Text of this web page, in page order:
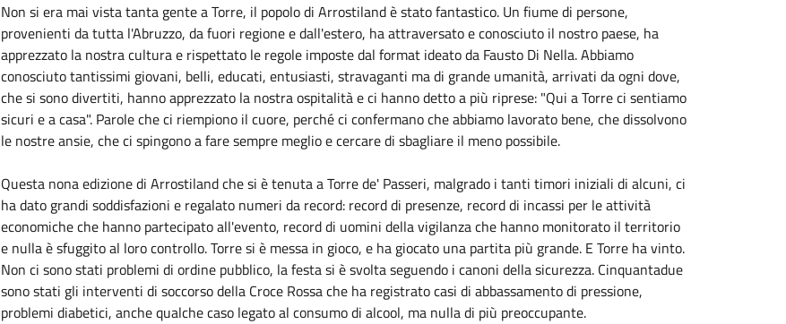
Non si era mai vista tanta gente a Torre, il popolo di Arrostiland è stato fantastico. Un fiume di persone,
provenienti da tutta l'Abruzzo, da fuori regione e dall'estero, ha attraversato e conosciuto il nostro paese, ha
apprezzato la nostra cultura e rispettato le regole imposte dal format ideato da Fausto Di Nella. Abbiamo
conosciuto tantissimi giovani, belli, educati, entusiasti, stravaganti ma di grande umanità, arrivati da ogni dove,
che si sono divertiti, hanno apprezzato la nostra ospitalità e ci hanno detto a più riprese: "Qui a Torre ci sentiamo
sicuri e a casa". Parole che ci riempiono il cuore, perché ci confermano che abbiamo lavorato bene, che dissolvono
le nostre ansie, che ci spingono a fare sempre meglio e cercare di sbagliare il meno possibile.
Questa nona edizione di Arrostiland che si è tenuta a Torre de' Passeri, malgrado i tanti timori iniziali di alcuni, ci
ha dato grandi soddisfazioni e regalato numeri da record: record di presenze, record di incassi per le attività
economiche che hanno partecipato all'evento, record di uomini della vigilanza che hanno monitorato il territorio
e nulla è sfuggito al loro controllo. Torre si è messa in gioco, e ha giocato una partita più grande. E Torre ha vinto.
Non ci sono stati problemi di ordine pubblico, la festa si è svolta seguendo i canoni della sicurezza. Cinquantadue
sono stati gli interventi di soccorso della Croce Rossa che ha registrato casi di abbassamento di pressione,
problemi diabetici, anche qualche caso legato al consumo di alcool, ma nulla di più preoccupante.